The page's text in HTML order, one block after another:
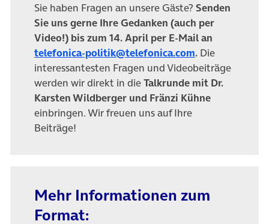
Sie haben Fragen an unsere Gäste? Senden
Sie uns gerne Ihre Gedanken (auch per
Video!) bis zum 14. April per E-Mail an
telefonica-politik@telefonica.com(öffnet in
. Die
interessantesten Fragen und Videobeiträge
werden wir direkt in dieTalkrunde mit Dr.
Karsten Wildberger und Fränzi Kühne
einbringen. Wir freuen uns auf Ihre
Beiträge!
Mehr Informationen zum
Format: